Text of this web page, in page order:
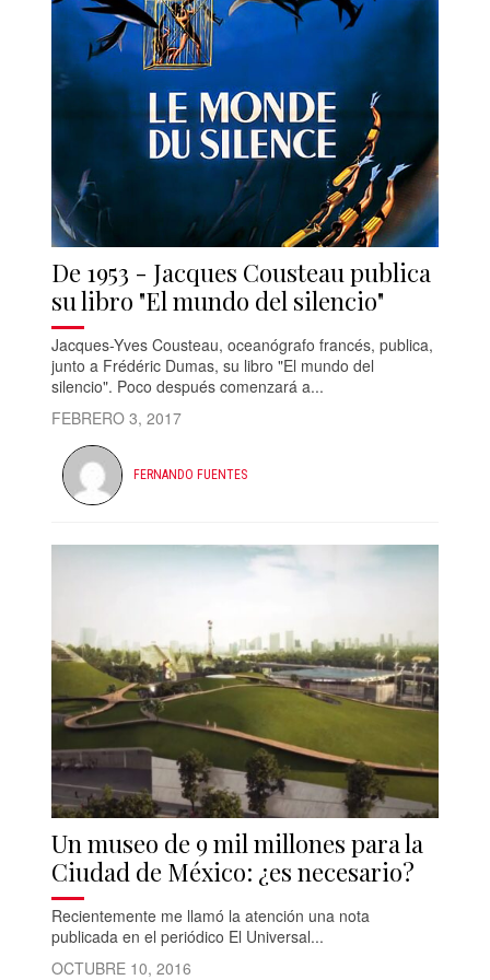
De 1953 - Jacques Cousteau publica
su libro "El mundo del silencio"
Jacques-Yves Cousteau, oceanógrafo francés, publica,
junto a Frédéric Dumas, su libro "El mundo del
silencio". Poco después comenzará a...
FEBRERO 3, 2017
FERNANDO FUENTES
Un museo de 9 mil millones para la
Ciudad de México: ¿es necesario?
Recientemente me llamó la atención una nota
publicada en el periódico El Universal...
OCTUBRE 10, 2016